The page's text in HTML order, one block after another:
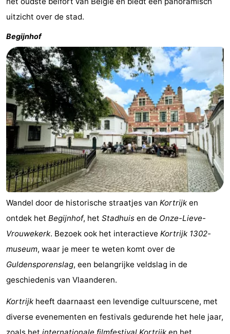
uitzicht over de stad.
Begijnhof
Wandel door de historische straatjes van Kortrijk en
ontdek het Begijnhof, het Stadhuis en de Onze-Lieve-
Vrouwekerk. Bezoek ook het interactieve Kortrijk 1302-
museum, waar je meer te weten komt over de
Guldensporenslag, een belangrijke veldslag in de
geschiedenis van Vlaanderen.
Kortrijk heeft daarnaast een levendige cultuurscene, met
diverse evenementen en festivals gedurende het hele jaar,